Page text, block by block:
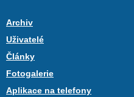
Archiv
Uživatelé
Články
Fotogalerie
Aplikace na telefony